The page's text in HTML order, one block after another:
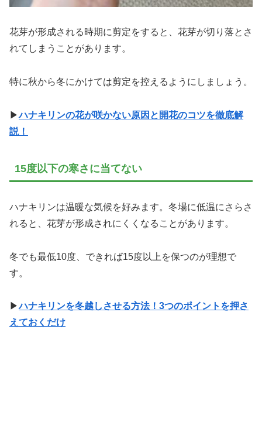
花芽が形成される時期に剪定をすると、花芽が切り落とさ
れてしまうことがあります。
特に秋から冬にかけては剪定を控えるようにしましょう。
▶ハナキリンの花が咲かない原因と開花のコツを徹底解
説！
15度以下の寒さに当てない
ハナキリンは温暖な気候を好みます。冬場に低温にさらさ
れると、花芽が形成されにくくなることがあります。
冬でも最低10度、できれば15度以上を保つのが理想で
す。
▶ハナキリンを冬越しさせる方法！3つのポイントを押さ
えておくだけ